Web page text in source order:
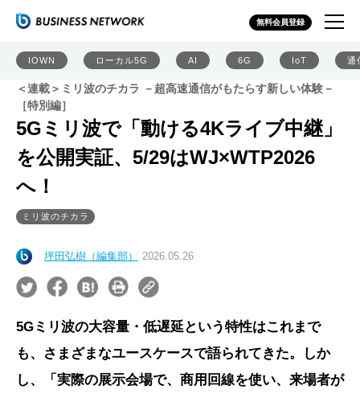
無料会員登録
IOWN ローカル5G AI 6G IoT 通
＜連載＞ミリ波のチカラ －超高速通信がもたらす新しい体験－
［特別編］
5Gミリ波で「動ける4Kライブ中継」
を公開実証、5/29はWJ×WTP2026
へ！
ミリ波のチカラ
坪田弘樹（編集部） 2026.05.26
5Gミリ波の大容量・低遅延という特性はこれまで
も、さまざまなユースケースで語られてきた。しか
し、「実際の展示会場で、商用回線を使い、来場者が